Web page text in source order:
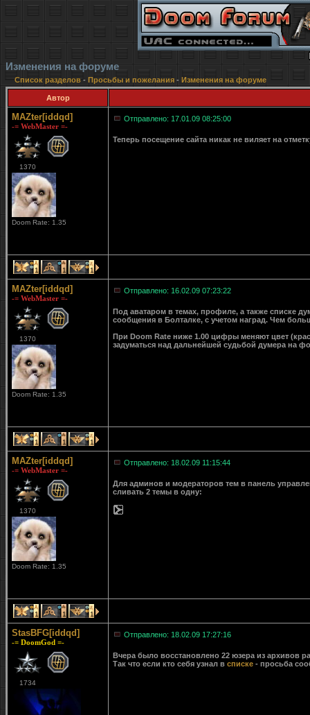
Изменения на форуме
Список разделов- Просьбы и пожелания - Изменения на форуме
Автор
MAZter[iddqd]
-= WebMaster =-
1370
Doom Rate: 1.35
Отправлено: 17.01.09 08:25:00
Теперь посещение сайта никак не виляет на
1 1 1
MAZter[iddqd]
-= WebMaster =-
1370
Doom Rate: 1.35
Отправлено: 16.02.09 07:23:22
Под аватаром в темах, профиле, а также списке
сообщения в Болталке, с учетом наград. Чем
При Doom Rate ниже 1.00 цифры меняют цвет
задуматься над дальнейшей судьбой думера на
1 1 1
MAZter[iddqd]
-= WebMaster =-
1370
Doom Rate: 1.35
Отправлено: 18.02.09 11:15:44
Для админов и модераторов тем в панель
сливать 2 темы в одну:
1 1 1
StasBFG[iddqd]
-= DoomGod =-
1734
Отправлено: 18.02.09 17:27:16
Вчера было восстановлено 22 юзера из архивов
Так что если кто себя узнал в списке - просьба